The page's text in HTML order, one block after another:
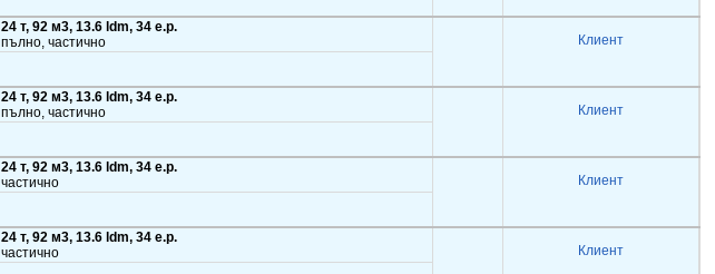
24 т, 92 м3, 13.6 ldm, 34 e.p.
пълно, частично
Клиент
24 т, 92 м3, 13.6 ldm, 34 e.p.
пълно, частично
Клиент
24 т, 92 м3, 13.6 ldm, 34 e.p.
частично
Клиент
24 т, 92 м3, 13.6 ldm, 34 e.p.
частично
Клиент